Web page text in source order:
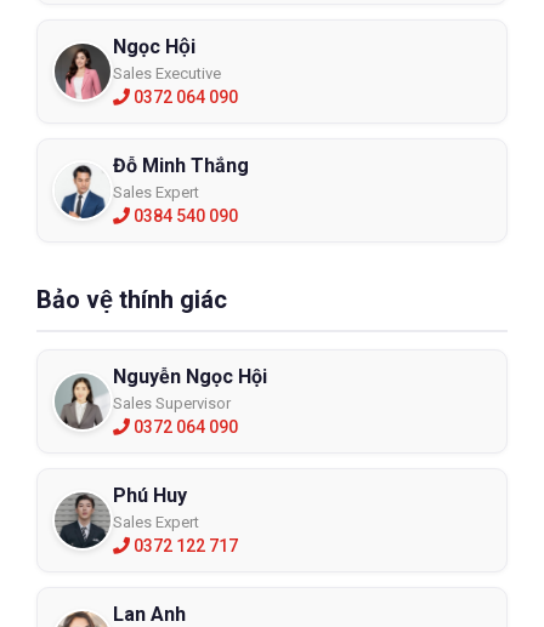
Ngọc Hội
Sales Executive
0372 064 090
Đỗ Minh Thắng
Sales Expert
0384 540 090
Bảo vệ thính giác
Nguyễn Ngọc Hội
Sales Supervisor
0372 064 090
Phú Huy
Sales Expert
0372 122 717
Lan Anh